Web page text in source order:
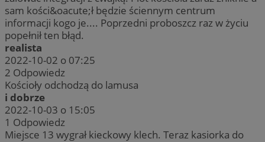
sam kości&oacute;ł będzie ściennym centrum
informacji kogo je.... Poprzedni proboszcz raz w życiu
popełnił ten błąd.
realista
2022-10-02 o 07:25
2 Odpowiedz
Kościoły odchodzą do lamusa
i dobrze
2022-10-03 o 15:05
1 Odpowiedz
Miejsce 13 wygrał kieckowy klech. Teraz kasiorka do